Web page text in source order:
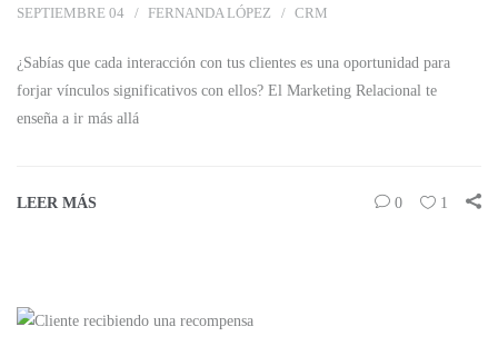
SEPTIEMBRE 04 FERNANDA LÓPEZ CRM
¿Sabías que cada interacción con tus clientes es una oportunidad para
forjar vínculos significativos con ellos? El Marketing Relacional te
enseña a ir más allá
LEER MÁS 0 1